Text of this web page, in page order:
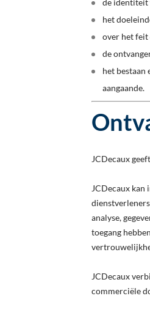
de identiteit
het
over het
de
het bestaan
aangaande.
JCDecaux
JCDecaux kan
analyse,
toegang
JCDecaux
commerciële